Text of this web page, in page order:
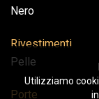
Nero
Rivestimenti
Pelle
Porte
Utilizziamo